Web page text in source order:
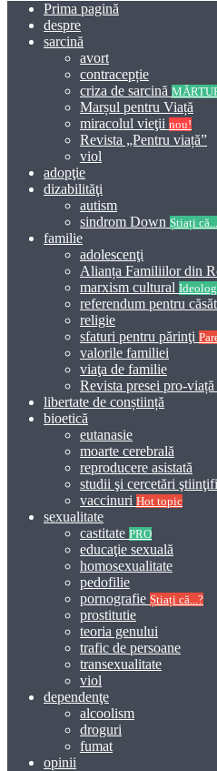
Prima pagină
despre
sarcină
avort
contracepție
criza de sarcină
Marșul pentru Viață
miracolul vieţii nou!
Revista „Pentru viață”
viol
adopţie
dizabilităţi
autism
sindrom Down Știați
familie
adolescenţi
Alianța Familiilor din
marxism cultural
referendum pentru
religie
sfaturi pentru părinţi
valorile familiei
viaţa de familie
Revista presei pro-
libertate de conștiință
bioetică
eutanasie
moarte cerebrală
reproducere asistată
studii şi cercetări
vaccinuri Hot topic
sexualitate
castitate PRO
educaţie sexuală
homosexualitate
pedofilie
pornografie Știați că...?
prostitutie
teoria genului
trafic de persoane
transexualitate
viol
dependenţe
alcoolism
droguri
fumat
opinii